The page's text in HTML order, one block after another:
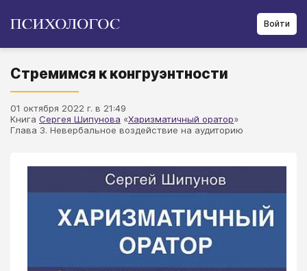
Войти
Стремимся к конгруэнтности
01 октября 2022 г. в 21:49
Книга Сергея Шипунова «Харизматичный оратор»
Глава 3. Невербальное воздействие на аудиторию